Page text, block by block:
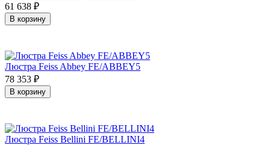
61 638 ₽
В корзину
Люстра Feiss Abbey FE/ABBEY5
78 353 ₽
В корзину
Люстра Feiss Bellini FE/BELLINI4